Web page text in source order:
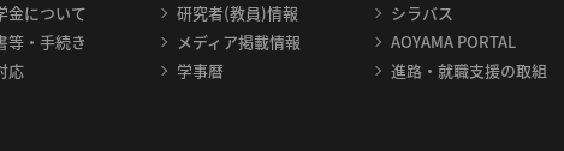
金について
等・手続き
応
研究者(教員)情報
メディア掲載情報
学事暦
シラバス
AOYAMA PORTAL
進路・就職支援の取組